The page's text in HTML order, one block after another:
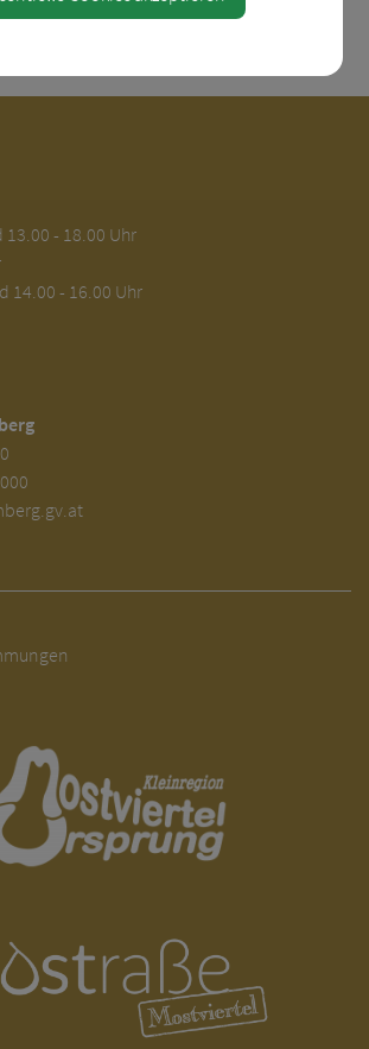
- 18.00 Uhr
14.00 - 16.00 Uhr